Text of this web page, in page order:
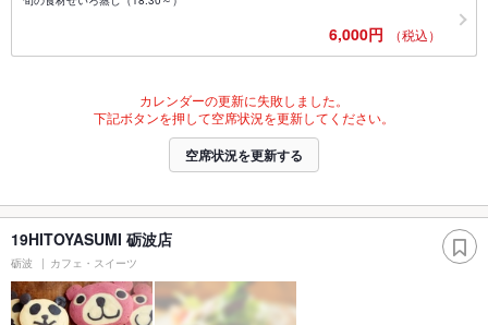
6,000円 （税込）
カレンダーの更新に失敗しました。
下記ボタンを押して空席状況を更新してください。
空席状況を更新する
19HITOYASUMI 砺波店
砺波 カフェ・スイーツ